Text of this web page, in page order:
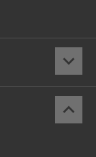
keyboard_arrow_down
keyboard_arrow_up